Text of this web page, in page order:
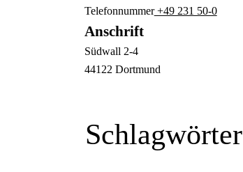
Telefonnummer+49 231 50-0
Anschrift
Südwall 2-4
44122 Dortmund
Schlagwörter